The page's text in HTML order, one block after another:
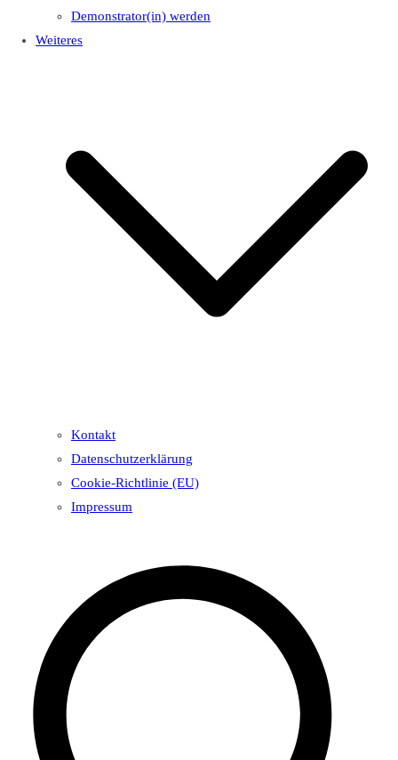
Demonstrator(in) werden
Weiteres
Kontakt
Datenschutzerklärung
Cookie-Richtlinie (EU)
Impressum